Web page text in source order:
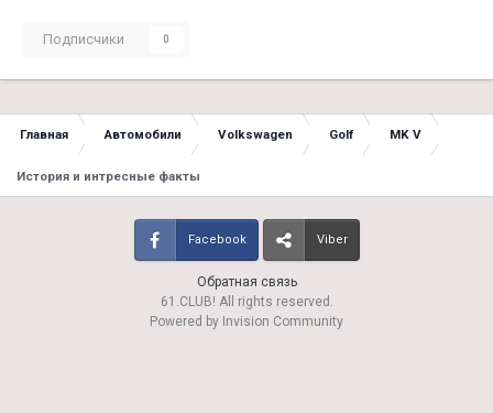
Подписчики 0
Главная Автомобили Volkswagen Golf MK V
История и интресные факты
Обратная связь
Facebook Viber
61.CLUB! All rights reserved.
Powered by Invision Community